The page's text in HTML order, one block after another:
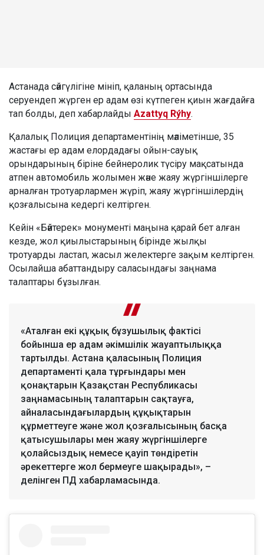
Астанада сәйгүлігіне мініп, қаланың ортасында
серуендеп жүрген ер адам өзі күтпеген қиын жағдайға
тап болды, деп хабарлайды Azattyq Rýhy.
Қалалық Полиция департаментінің мәліметінше, 35
жастағы ер адам елордадағы ойын-сауық
орындарының біріне бейнеролик түсіру мақсатында
атпен автомобиль жолымен және жаяу жүргіншілерге
арналған тротуарлармен жүріп, жаяу жүргіншілердің
қозғалысына кедергі келтірген.
Кейін «Бәйтерек» монументі маңына қарай бет алған
кезде, жол қиылыстарының бірінде жылқы
тротуарды ластап, жасыл желектерге зақым келтірген.
Осылайша абаттандыру саласындағы заңнама
талаптары бұзылған.
«Аталған екі құқық бұзушылық фактісі
бойынша ер адам әкімшілік жауаптылыққа
тартылды. Астана қаласының Полиция
департаменті қала тұрғындары мен
қонақтарын Қазақстан Республикасы
заңнамасының талаптарын сақтауға,
айналасындағылардың құқықтарын
құрметтеуге және жол қозғалысының басқа
қатысушылары мен жаяу жүргіншілерге
қолайсыздық немесе қауіп төндіретін
әрекеттерге жол бермеуге шақырады», –
делінген ПД хабарламасында.